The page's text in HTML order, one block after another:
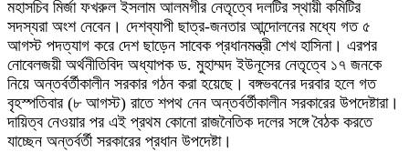
মহাসচিব মির্জা ফখরুল ইসলাম আলমগীর নেতৃত্বে দলটির স্থায়ী কমিটির
সদস্যরা অংশ নেবেন। দেশব্যাপী ছাত্র-জনতার আন্দোলনের মধ্যে গত ৫
আগস্ট পদত্যাগ করে দেশ ছাড়েন সাবেক প্রধানমন্ত্রী শেখ হাসিনা। এরপর
নোবেলজয়ী অর্থনীতিবিদ অধ্যাপক ড. মুহাম্মদ ইউনূসের নেতৃত্বে ১৭ জনকে
নিয়ে অন্তর্বর্তীকালীন সরকার গঠন করা হয়েছে। বঙ্গভবনের দরবার হলে গত
বৃহস্পতিবার (৮ আগস্ট) রাতে শপথ নেন অন্তর্বর্তীকালীন সরকারের উপদেষ্টারা।
দায়িত্ব নেওয়ার পর এই প্রথম কোনো রাজনৈতিক দলের সঙ্গে বৈঠক করতে
যাচ্ছেন অন্তর্বর্তী সরকারের প্রধান উপদেষ্টা।